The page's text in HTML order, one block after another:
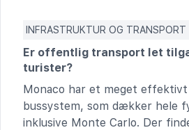
INFRASTRUKTUR OG TRANSPORT
Er offentlig transport let
turister?
Monaco har et meget
bussystem, som dækker hele
inklusive Monte Carlo. Der